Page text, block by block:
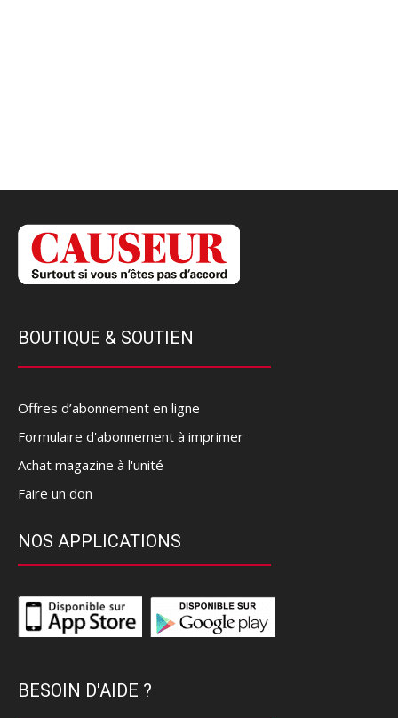
BOUTIQUE & SOUTIEN
Offres d’abonnement en ligne
Formulaire d'abonnement à imprimer
Achat magazine à l'unité
Faire un don
NOS APPLICATIONS
BESOIN D'AIDE ?